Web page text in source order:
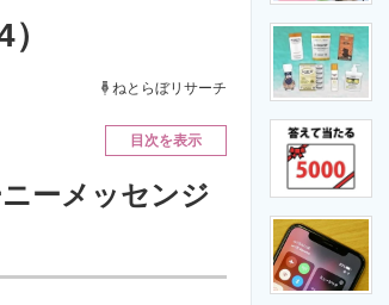
エネルギーの専門メディア
ねとらぼリサーチ
目次を表示
ーメッセンジ